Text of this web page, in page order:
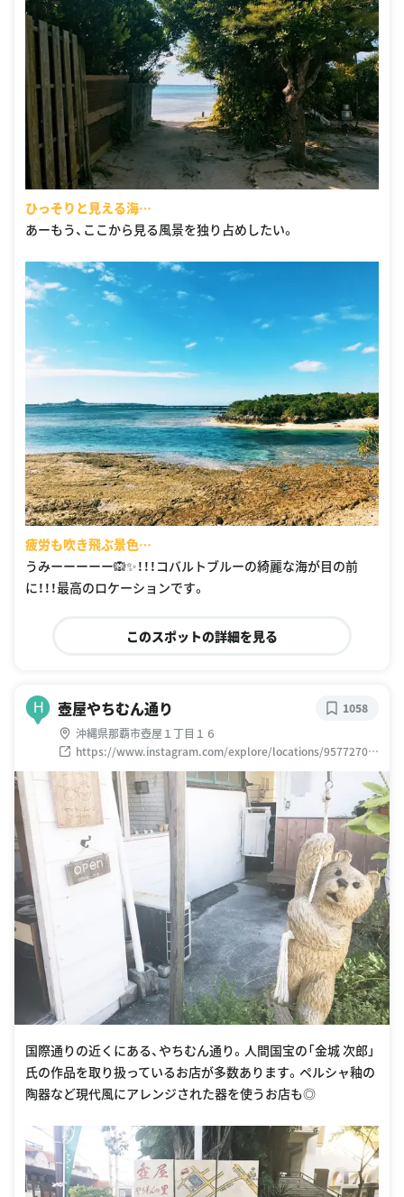
ひっそりと見える海…
あーもう、ここから見る風景を独り占めしたい。
疲労も吹き飛ぶ景色…
うみーーーーー🙉✨！！！コバルトブルーの綺麗な海が目の前
に！！！最高のロケーションです。
このスポットの詳細を見る
H 壺屋やちむん通り
沖縄県那覇市壺屋１丁目１６
https://www.instagram.com/explore/locations/95772701
6
1058
国際通りの近くにある、やちむん通り。人間国宝の「金城 次郎」
氏の作品を取り扱っているお店が多数あります。ペルシャ釉の
陶器など現代風にアレンジされた器を使うお店も◎